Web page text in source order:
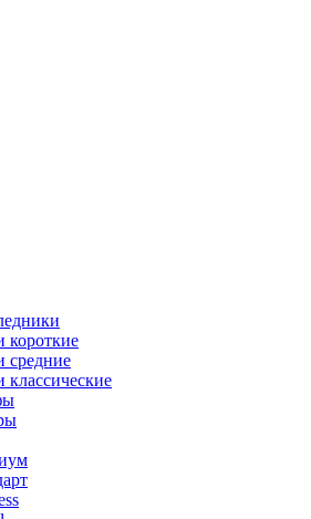
короткие
средние
классические